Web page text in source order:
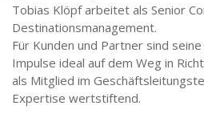
Tobias Klöpf arbeitet als Senior
Destinationsmanagement.
Für Kunden und Partner sind
Impulse ideal auf dem Weg in
als Mitglied im
Expertise wertstiftend.